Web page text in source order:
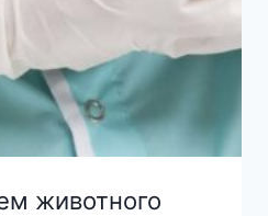
животного